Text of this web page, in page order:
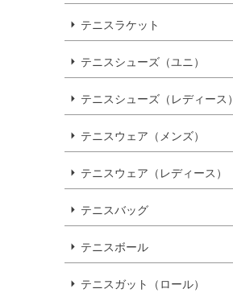
テニスラケット
テニスシューズ（ユニ）
テニスシューズ（レディース）
テニスウェア（メンズ）
テニスウェア（レディース）
テニスバッグ
テニスボール
テニスガット（ロール）